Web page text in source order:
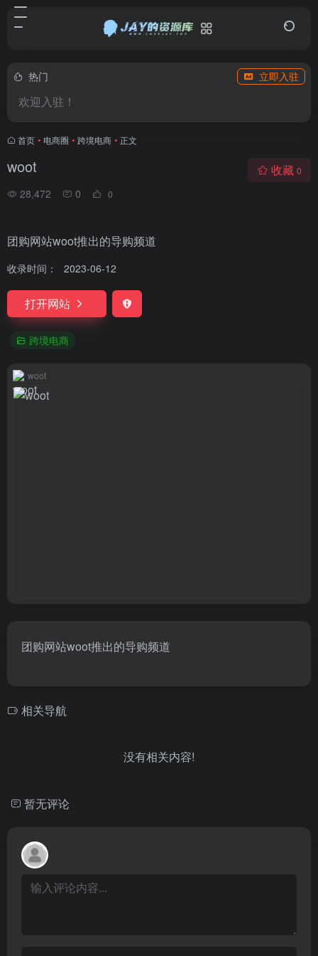
热门 立即入驻
欢迎入驻！
首页 • 电商圈 • 跨境电商 • 正文
woot
28,472 0 0
收藏 0
团购网站woot推出的导购频道
收录时间： 2023-06-12
打开网站
跨境电商
woot
团购网站woot推出的导购频道
相关导航
没有相关内容!
暂无评论